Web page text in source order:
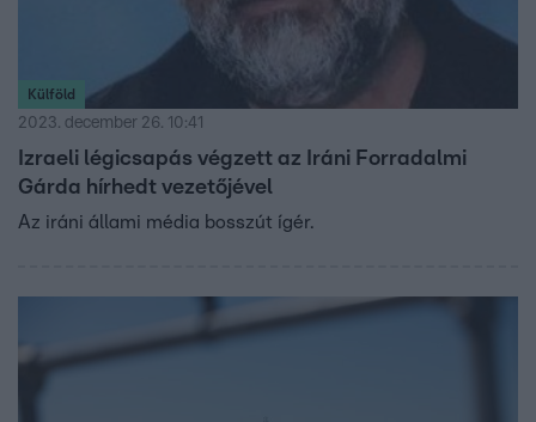
Külföld
2023. december 26. 10:41
Izraeli légicsapás végzett az Iráni Forradalmi
Gárda hírhedt vezetőjével
Az iráni állami média bosszút ígér.